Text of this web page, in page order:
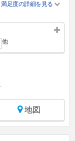
満足度の詳細を見る
他
地図